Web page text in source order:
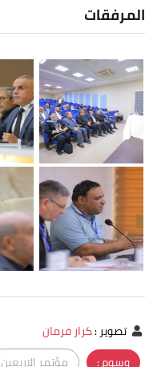
المرفقات
تصوير:كرار فرمان
وسوم :
مؤتمر الاربعين